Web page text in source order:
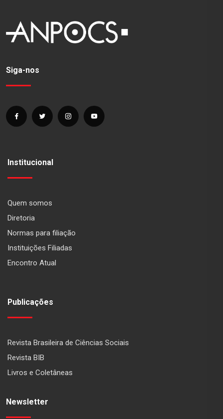
Siga-nos
Institucional
Quem somos
Diretoria
Normas para filiação
Instituições Filiadas
Encontro Atual
Publicações
Revista Brasileira de Ciências Sociais
Revista BIB
Livros e Coletâneas
Newsletter